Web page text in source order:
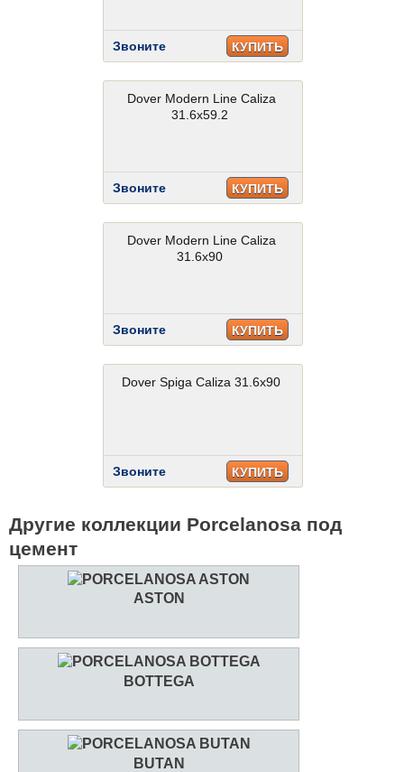
Звоните КУПИТЬ
Dover Modern Line Caliza
31.6x59.2
Звоните КУПИТЬ
Dover Modern Line Caliza
31.6x90
Звоните КУПИТЬ
Dover Spiga Caliza 31.6x90
Звоните КУПИТЬ
Другие коллекции Porcelanosa под
цемент
ASTON
BOTTEGA
BUTAN